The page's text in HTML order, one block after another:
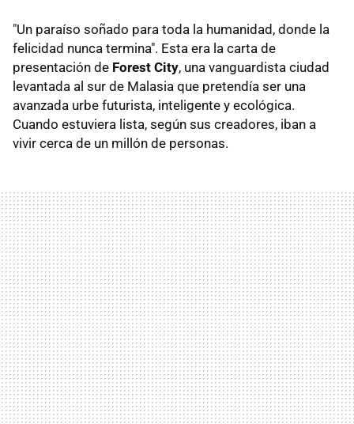
"Un paraíso soñado para toda la humanidad, donde la
felicidad nunca termina". Esta era la carta de
presentación de Forest City, una vanguardista ciudad
levantada al sur de Malasia que pretendía ser una
avanzada urbe futurista, inteligente y ecológica.
Cuando estuviera lista, según sus creadores, iban a
vivir cerca de un millón de personas.